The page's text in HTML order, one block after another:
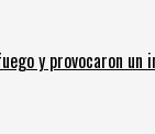
y provocaron